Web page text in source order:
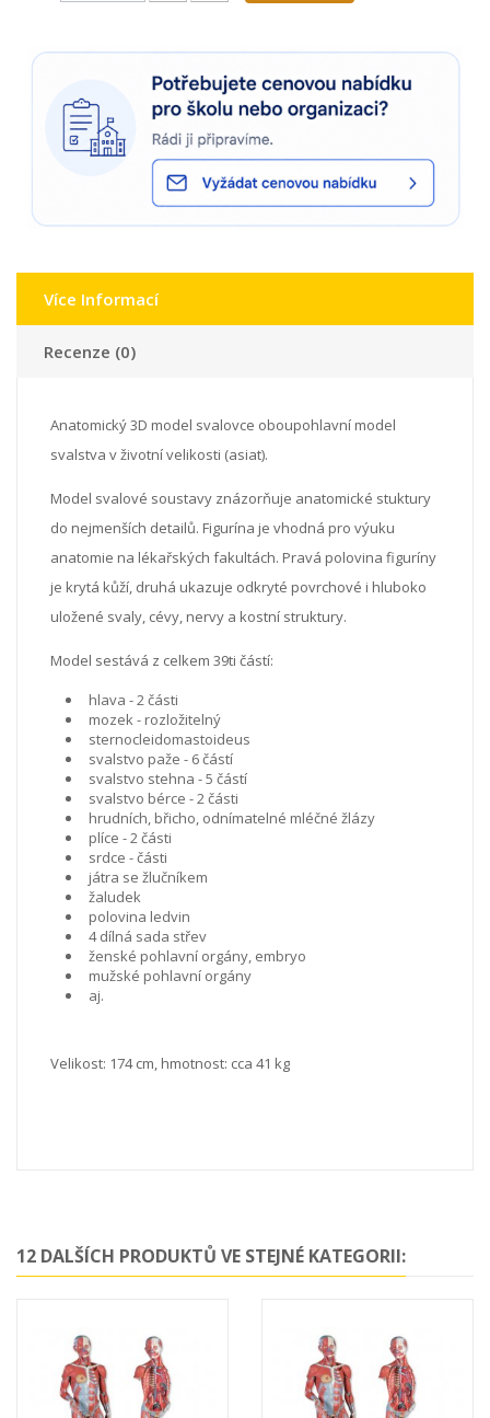
Více Informací
Recenze (0)
Anatomický 3D model svalovce oboupohlavní model
svalstva v životní velikosti (asiat).
Model svalové soustavy znázorňuje anatomické stuktury
do nejmenších detailů. Figurína je vhodná pro výuku
anatomie na lékařských fakultách. Pravá polovina figuríny
je krytá kůží, druhá ukazuje odkryté povrchové i hluboko
uložené svaly, cévy, nervy a kostní struktury.
Model sestává z celkem 39ti částí:
hlava - 2 části
mozek - rozložitelný
sternocleidomastoideus
svalstvo paže - 6 částí
svalstvo stehna - 5 částí
svalstvo bérce - 2 části
hrudních, břicho, odnímatelné mléčné žlázy
plíce - 2 části
srdce - části
játra se žlučníkem
žaludek
polovina ledvin
4 dílná sada střev
ženské pohlavní orgány, embryo
mužské pohlavní orgány
aj.
Velikost: 174 cm, hmotnost: cca 41 kg
12 DALŠÍCH PRODUKTŮ VE STEJNÉ KATEGORII: